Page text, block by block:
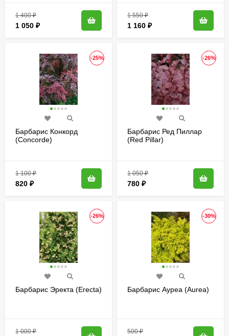
1 400₽
1 050 ₽
1 550₽
1 160 ₽
-25%
Барбарис Конкорд
(Concorde)
1 100₽
820 ₽
-26%
Барбарис Ред Пиллар
(Red Pillar)
1 050₽
780 ₽
-26%
Барбарис Эректа (Erecta)
1 000₽
-30%
Барбарис Ауреа (Aurea)
500₽